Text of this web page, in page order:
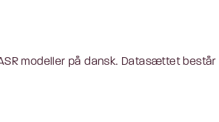
modeller på dansk. Datasættet består